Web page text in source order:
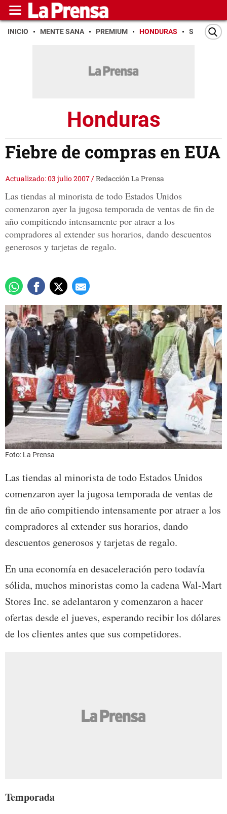
INICIO MENTE SANA PREMIUM HONDURAS SAN PEDRO
Honduras
Fiebre de compras en EUA
Actualizado: 03 julio 2007/Redacción La Prensa
Las tiendas al minorista de todo Estados Unidos
comenzaron ayer la jugosa temporada de ventas de fin de
año compitiendo intensamente por atraer a los
compradores al extender sus horarios, dando descuentos
generosos y tarjetas de regalo.
Foto: La Prensa
Las tiendas al minorista de todo Estados Unidos
comenzaron ayer la jugosa temporada de ventas de
fin de año compitiendo intensamente por atraer a los
compradores al extender sus horarios, dando
descuentos generosos y tarjetas de regalo.
En una economía en desaceleración pero todavía
sólida, muchos minoristas como la cadena Wal-Mart
Stores Inc. se adelantaron y comenzaron a hacer
ofertas desde el jueves, esperando recibir los dólares
de los clientes antes que sus competidores.
Temporada